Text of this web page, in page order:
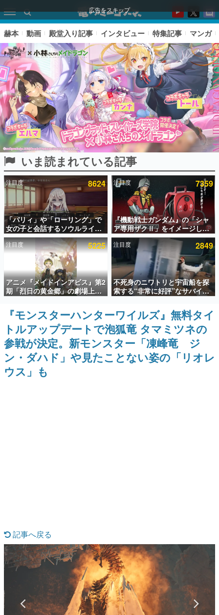
広告をスキップ
ピックアップ
電ファミのいま読まれている記事ランキング
アプリセール情報
インタビュー
連載・特集一覧
殿堂入り記事
SNS拡散数が数千以上！ ページビュー数万以上！ などな
ど。多くの人々に読まれた、電ファミ渾身の“殿堂入り”記
事をまとめました。
ゲームの企画書
名作ゲームクリエイターの方々に製作時のエピソードをお
聞きし、ヒットする企画（ゲーム）とは何か？を探ってい
きます。
赫本
この物語を解いてはいけない。『赫本』は、〈試験問題〉
なんでゲームは面白い？
ゲーム開発者・hamatsu氏がゲームの魅力を画面や操作の
具体的な形から解き明かしていく、硬派で骨太な評論連載
ゲームが変えた日本語
「経験値」「裏技」「ラスボス」… ゲームにまつわる言葉
の起源や用法の変遷を、コンピューター文化史研究家・タ
イニーP氏が徹底調査。
赫本 動画 殿堂入り記事 インタビュー 特集記事 マンガ
いま読まれている記事
注目度 8624
「パリィ」や「ローリング」で
女の子と会話するソウルライク
恋愛ゲーム『小早川さんはソウ
ルライク』無料公開。返事に失
敗すると「YOU DIED」
注目度 7359
『機動戦士ガンダム』の「シャ
ア専用ザクⅡ」をイメージした
散水ホースリールが予約開始。
本体にはシャアのパーソナルマ
ークやジオン公国軍のエンブレ
ム、型式番号などを配置
注目度 5225
アニメ『メイドインアビス』第2
期「烈日の黄金郷」の劇場上映
が決定！レグ役・伊瀬茉莉也さ
んらが登壇する舞台挨拶も実施
注目度 2849
不死身のニワトリと宇宙船を探
索する“非常に好評”なサバイバ
ルゲーム『Breathedge』が無
料で配布中。入手できる期間は8
月10日まで
『モンスターハンターワイルズ』無料タイ
トルアップデートで泡狐竜 タマミツネの
参戦が決定。新モンスター「凍峰竜 ジ
ン・ダハド」や見たことない姿の「リオレ
ウス」も
記事へ戻る